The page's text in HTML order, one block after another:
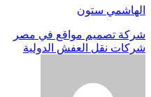
الهاشمي ستون
تصفّح
المقالات
شركة تصميم مواقع في مصر
شركات نقل العفش الدولية